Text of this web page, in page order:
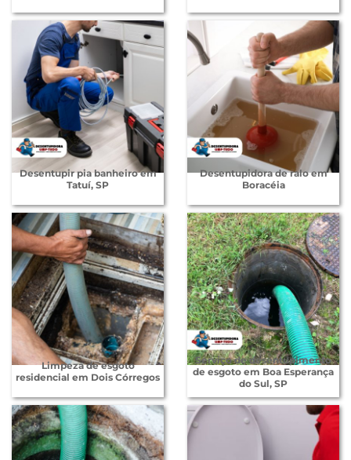
Desentupir pia banheiro em
Tatuí, SP
Desentupidora de ralo em
Boracéia
Limpeza de esgoto
residencial em Dois Córregos
Serviço de desentupimento
de esgoto em Boa Esperança
do Sul, SP